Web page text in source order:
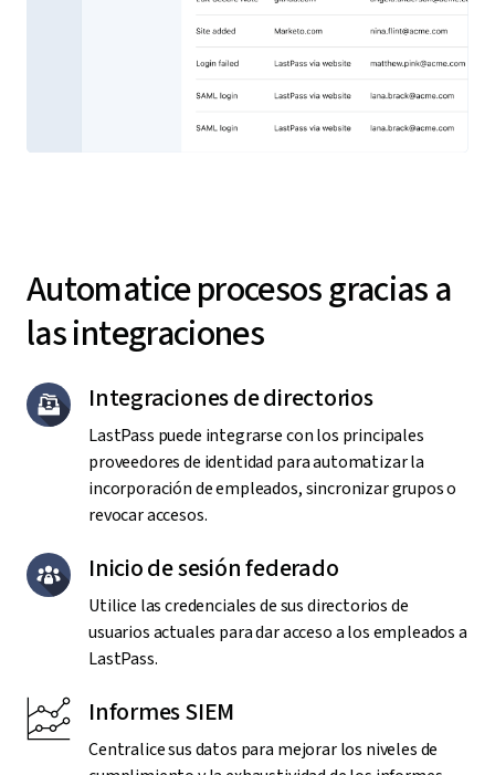
Automatice procesos gracias a
las integraciones
Integraciones de directorios
LastPass puede integrarse con los principales
proveedores de identidad para automatizar la
incorporación de empleados, sincronizar grupos o
revocar accesos.
Inicio de sesión federado
Utilice las credenciales de sus directorios de
usuarios actuales para dar acceso a los empleados a
LastPass.
Informes SIEM
Centralice sus datos para mejorar los niveles de